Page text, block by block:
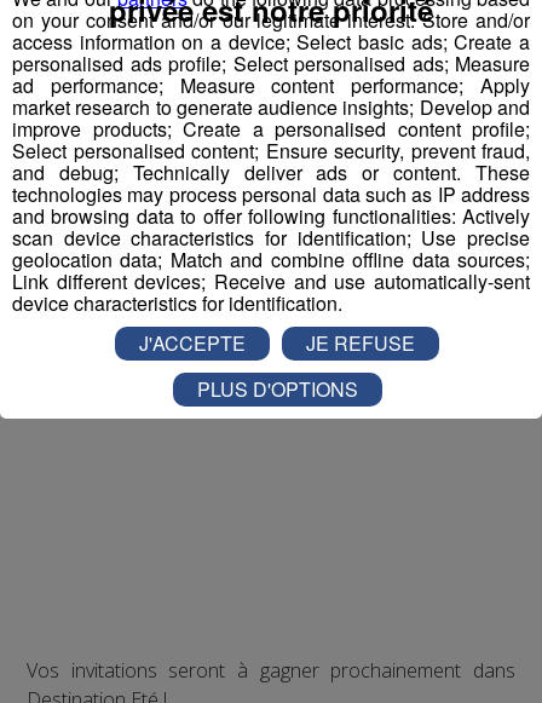
et la personne de votre choix pourWALIBI RHONE
ALPES!
Nathan est allé tester pour vous Verticalp Émosson,
dans la Vallée du Trient:
Vos invitations seront à gagner prochainement dans
on your consent and/or our legitimate interest: Store and/or
access information on a device; Select basic ads; Create a
personalised ads profile; Select personalised ads; Measure
ad performance; Measure content performance; Apply
market research to generate audience insights; Develop and
improve products; Create a personalised content profile;
Select personalised content; Ensure security, prevent fraud,
and debug; Technically deliver ads or content. These
technologies may process personal data such as IP address
and browsing data to offer following functionalities: Actively
scan device characteristics for identification; Use precise
geolocation data; Match and combine offline data sources;
Link different devices; Receive and use automatically-sent
device characteristics for identification.
privée est notre priorité
J'ACCEPTE
JE REFUSE
PLUS D'OPTIONS